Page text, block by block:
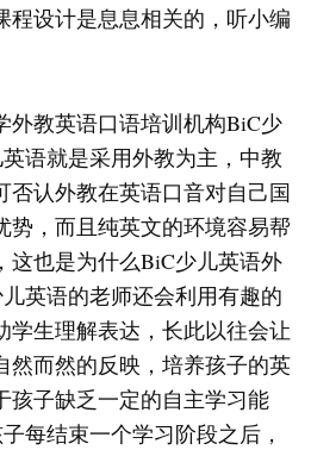
程设计是息息相关的，听小编
教英语口语培训机构BiC少
语就是采用外教为主，中教
否认外教在英语口音对自己国
势，而且纯英文的环境容易帮
这也是为什么BiC少儿英语外
英语的老师还会利用有趣的
学生理解表达，长此以往会让
然而然的反映，培养孩子的英
孩子缺乏一定的自主学习能
每结束一个学习阶段之后，